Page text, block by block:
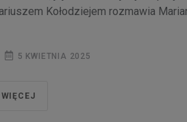
Kołodziejem rozmawia
5 KWIETNIA 2025